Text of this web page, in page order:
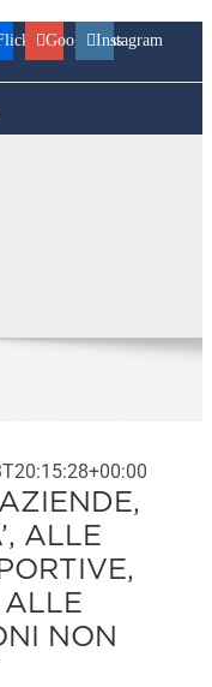
GoogleplusInstagram
ALLE
ALLE
NON